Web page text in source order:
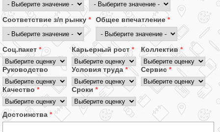
Соответствие з/п рынку * Общее впечатление*
Соц.пакет * Карьерный рост* Коллектив*
Руководство Условия труда * Сервис *
Качество* Сроки *
Достоинства *